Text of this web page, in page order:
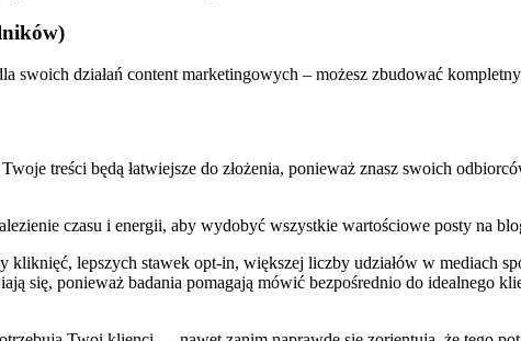
swoich działań content marketingowych – możesz zbudować
treści będą łatwiejsze do złożenia, ponieważ znasz swoich
czasu i energii, aby wydobyć wszystkie wartościowe posty na
kliknięć, lepszych stawek opt-in, większej liczby udziałów w mediach
się, ponieważ badania pomagają mówić bezpośrednio do idealnego